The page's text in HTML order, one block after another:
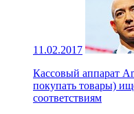
11.02.2017
Кассовый аппарат
покупать товары)
соответствиям